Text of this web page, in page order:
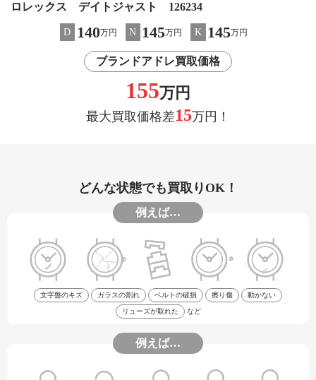
ロレックス デイトジャスト 126234
D 140万円 N 145万円 K 145万円
ブランドアドレ買取価格
155万円
最大買取価格差15万円！
どんな状態でも買取りOK！
例えば…
文字盤のキズ ガラスの割れ ベルトの破損 擦り傷 動かない
リューズが取れた など
例えば…